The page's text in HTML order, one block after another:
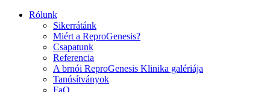
Rólunk
Sikerrátánk
Miért a ReproGenesis?
Csapatunk
Referencia
A brnói ReproGenesis Klinika galériája
Tanúsítványok
FaQ